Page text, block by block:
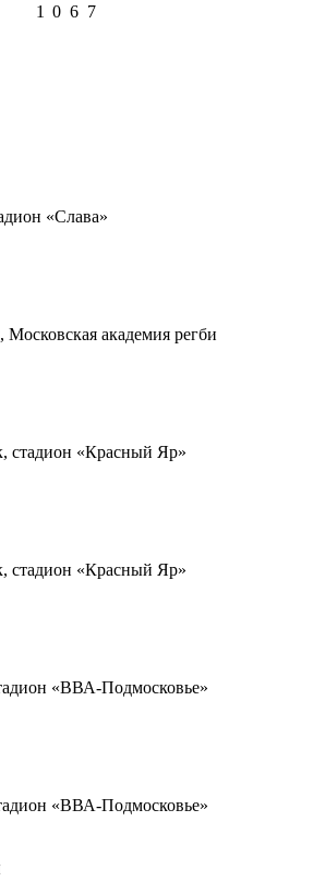
1 0 6 7
«Слава»
Московская академия регби
стадион «Красный Яр»
стадион «Красный Яр»
«ВВА-Подмосковье»
«ВВА-Подмосковье»